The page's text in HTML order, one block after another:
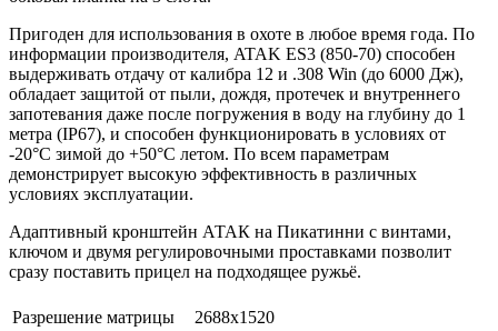
Пригоден для использования в охоте в любое время года. По
информации производителя, ATAK ES3 (850-70) способен
выдерживать отдачу от калибра 12 и .308 Win (до 6000 Дж),
обладает защитой от пыли, дождя, протечек и внутреннего
запотевания даже после погружения в воду на глубину до 1
метра (IP67), и способен функционировать в условиях от
-20°C зимой до +50°C летом. По всем параметрам
демонстрирует высокую эффективность в различных
условиях эксплуатации.
Адаптивный кронштейн АТАК на Пикатинни с винтами,
ключом и двумя регулировочными проставками позволит
сразу поставить прицел на подходящее ружьё.
Разрешение матрицы
2688x1520